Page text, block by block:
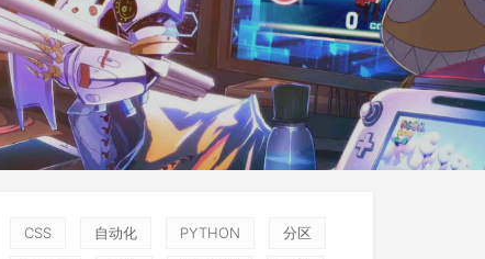
CSS 自动化 PYTHON 分区